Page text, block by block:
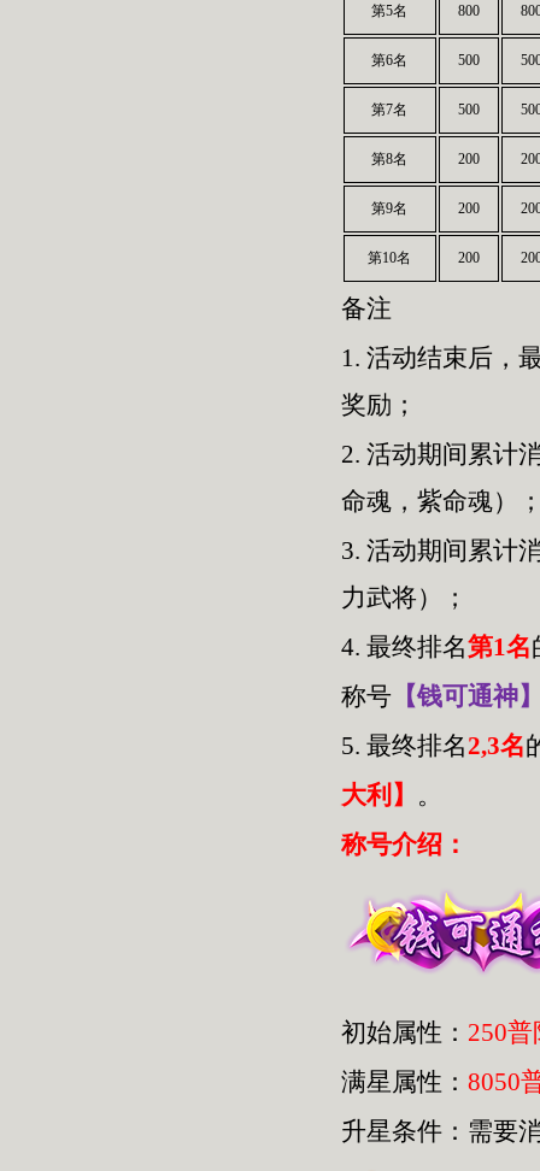
第5名 800
第6名 500
第7名 500
第8名 200
第9名 200
第10名 200
备注
1. 活动结束后，
奖励；
2. 活动期间累计
命魂，紫命魂）
3. 活动期间累计
力武将）；
4. 最终排名第1名
称号 【钱可通神
5. 最终排名2,3名
大利】 。
称号介绍：
初始属性： 250
满星属性： 8050
升星条件：需要